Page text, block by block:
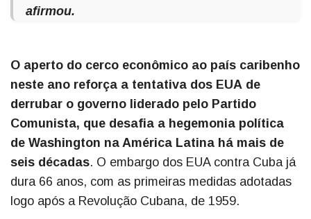
afirmou.
O aperto do cerco econômico ao país caribenho
neste ano reforça a tentativa dos EUA de
derrubar o governo liderado pelo Partido
Comunista, que desafia a hegemonia política
de Washington na América Latina há mais de
seis décadas. O embargo dos EUA contra Cuba já
dura 66 anos, com as primeiras medidas adotadas
logo após a Revolução Cubana, de 1959.